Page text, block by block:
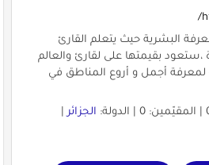
البشرية حيث يتعلم القارئ
بقيمتها على لقارئ والعالم
أجمل و أروع المناطق في
الجزائر|